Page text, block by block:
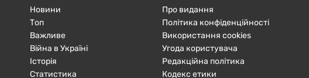
Новини
Топ
Важливе
Війна в Україні
Історія
Статистика
Про видання
Політика конфіденційності
Використання cookies
Угода користувача
Редакційна політика
Кодекс етики